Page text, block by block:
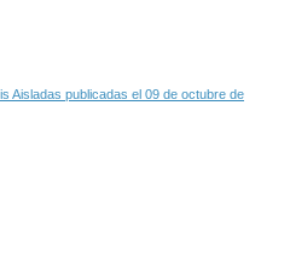
Aisladas publicadas el 09 de octubre de